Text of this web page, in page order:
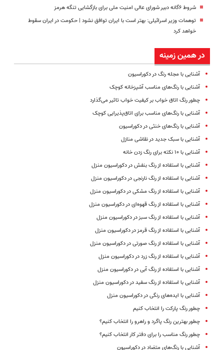
شروط ۶گانه دبیر شورای عالی امنیت ملی برای بازگشایی تنگه هرمز
توهمات وزیر اسرائیلی: بهتر است با ایران توافق نشود | حکومت در ایران سقوط
خواهد کرد
در همین زمینه
آشنایی با مجله رنگ در دکوراسیون
آشنایی با رنگ‌های مناسب آشپزخانه کوچک
چطور رنگ اتاق خواب بر کیفیت خواب تاثیر می‌گذارد
آشنایی با رنگ‌های مناسب برای اتاق‌پذیرایی کوچک
آشنایی با رنگ‌های خنثی در دکوراسیون
آشنایی با سبک جدید در نقاشی منازل
آشنایی با ۱۰ نکته برای رنگ زدن خانه
آشنایی با استفاده از رنگ بنفش در دکوراسیون منزل
آشنایی با استفاده از رنگ نارنجی در دکوراسیون منزل
آشنایی با استفاده از رنگ مشکی در دکوراسیون منزل
آشنایی با استفاده از رنگ قهوه‌ای در دکوراسیون منزل
آشنایی با استفاده از رنگ سبز در دکوراسیون منزل
آشنایی با استفاده از رنگ قرمز در دکوراسیون منزل
آشنایی با استفاده از رنگ صورتی در دکوراسیون منزل
آشنایی با استفاده از رنگ زرد در دکوراسیون منزل
آشنایی با استفاده از رنگ آبی در دکوراسیون منزل
آشنایی با استفاده از رنگ سفید در دکوراسیون منزل
آشنایی با ایده‌های رنگی در دکوراسیون منزل
چطور رنگ پارکت را انتخاب کنیم
چطور بهترین رنگ پاگرد و راهرو را انتخاب کنیم؟
چطور رنگ مناسب را برای دفتر کار انتخاب کنیم؟
آشنایی با رنگ‌های متضاد در دکوراسیون